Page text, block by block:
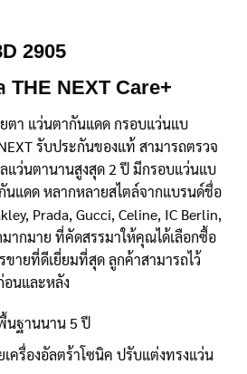
2905
THE NEXT Care+
ตา แว่นตากันแดด กรอบแว่นแบ
รับประกันของแท้ สามารถตรวจ
แว่นตานานสูงสุด 2 ปี มีกรอบแว่นแบ
นแดด หลากหลายสไตล์จากแบรนด์ชื่อ
Prada, Gucci, Celine, IC Berlin,
ากมาย ที่คัดสรรมาให้คุณได้เลือกซื้อ
ายที่ดีเยี่ยมที่สุด ลูกค้าสามารถไว้
อนและหลัง
นฐานนาน 5 ปี
ครื่องอัลตร้าโซนิค ปรับแต่งทรงแว่น